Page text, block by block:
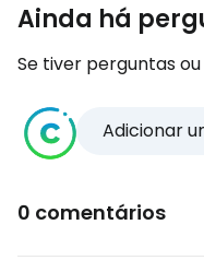
Ainda há
Se tiver perguntas
Adicionar
0 comentários